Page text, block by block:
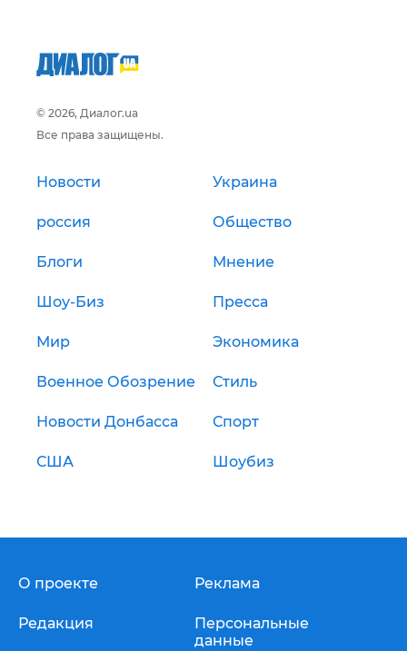
© 2026, Диалог.ua
Все права защищены.
Новости Украина
россия Общество
Блоги Мнение
Шоу-Биз Пресса
Мир Экономика
Военное Обозрение Стиль
Новости Донбасса Спорт
США Шоубиз
О проекте
Редакция
Реклама
Персональные
данные